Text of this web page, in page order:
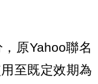
原Yahoo聯名
至既定效期為